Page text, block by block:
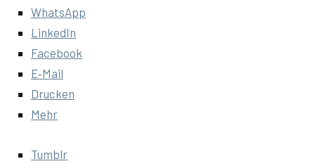
Whats­App
Lin­ke­dIn
Face­book
E‑Mail
Dru­cken
Mehr
Tumb­lr